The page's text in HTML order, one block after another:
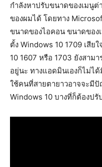
กำลังหาปรับขนาดของเมนูต่
ของผมได้ โดยทาง
ขนาดของไอคอน ขนาดของ
ตั้ง Windows 10 1709 เสีย
10 1607 หรือ 1703 ยังสาม
อยู่นะ ทางแอดมินเองก็ไม่ไ
ใช้คนที่สายตายาวอาจจะมี
Windows 10 บางที่ก็ต้องป